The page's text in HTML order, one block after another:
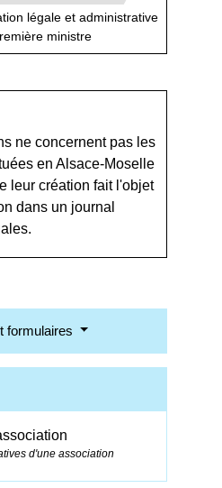
légale et administrative
ministre
ne concernent pas les
en Alsace-Moselle
leur création fait l'objet
dans un journal
formulaires
d'une association